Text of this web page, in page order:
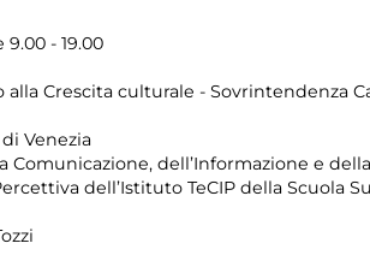
- 19.00
alla Crescita culturale - Sovrintendenza
Venezia
Comunicazione, dell’Informazione e
dell’Istituto TeCIP della Scuola